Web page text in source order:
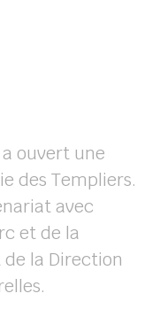
a ouvert une
des Templiers.
avec
et de la
la Direction